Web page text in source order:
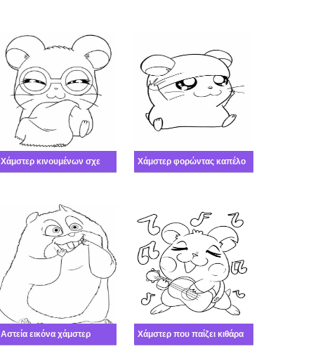
Χάμστερ κινουμένων σχεδίων Χάμστερ φορώντας καπέλο
Αστεία εικόνα χάμστερ Χάμστερ που παίζει κιθάρα